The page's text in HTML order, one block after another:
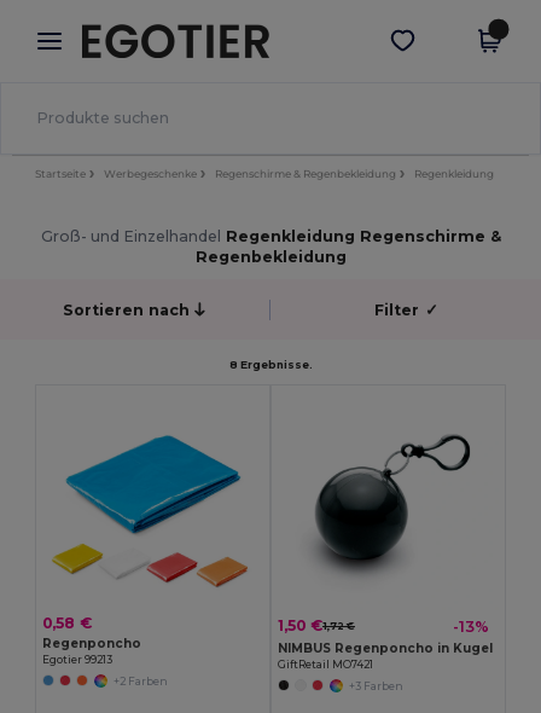
× Egotier App
Bessere Preise in der App!
App holen
Startseite Werbegeschenke Regenschirme & Regenbekleidung Regenkleidung
Groß- und Einzelhandel Regenkleidung Regenschirme &
Regenbekleidung
Sortieren nach Filter ✓
8 Ergebnisse.
0,58 €
Regenponcho
Egotier 99213
+2 Farben
1,50 €1,72 € -13%
NIMBUS Regenponcho in Kugel
GiftRetail MO7421
+3 Farben